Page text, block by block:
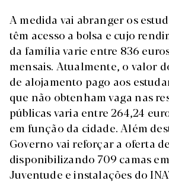
A medida vai abranger os
têm acesso a bolsa e cujo
da família varie entre 836
mensais. Atualmente, o valor
de alojamento pago aos
que não obtenham vaga nas
públicas varia entre 264,24
em função da cidade. Além
Governo vai reforçar a oferta
disponibilizando 709 camas
Juventude e instalações do